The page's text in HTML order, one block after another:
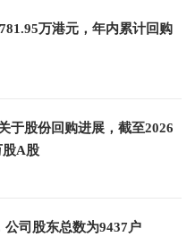
万港元，年内累计回购
于股份回购进展，截至2026
股A股
公司股东总数为9437户